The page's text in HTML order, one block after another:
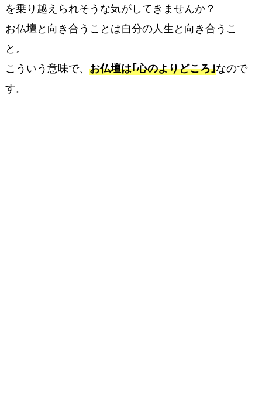
を乗り越えられそうな気がしてきませんか？
お仏壇と向き合うことは自分の人生と向き合うこ
と。
こういう意味で、 お仏壇は｢心のよりどころ｣なので
す。